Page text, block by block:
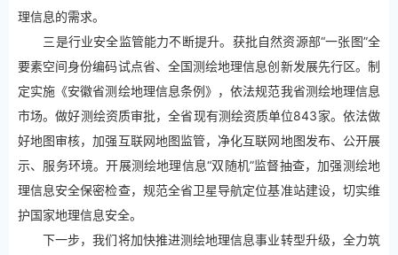
理信息的需求。
三是行业安全监管能力不断提升。获批自然资源部“一张图”全
要素空间身份编码试点省、全国测绘地理信息创新发展先行区。制
定实施《安徽省测绘地理信息条例》，依法规范我省测绘地理信息
市场。做好测绘资质审批，全省现有测绘资质单位843家。依法做
好地图审核，加强互联网地图监管，净化互联网地图发布、公开展
示、服务环境。开展测绘地理信息“双随机”监督抽查，加强测绘地
理信息安全保密检查，规范全省卫星导航定位基准站建设，切实维
护国家地理信息安全。
下一步，我们将加快推进测绘地理信息事业转型升级，全力筑